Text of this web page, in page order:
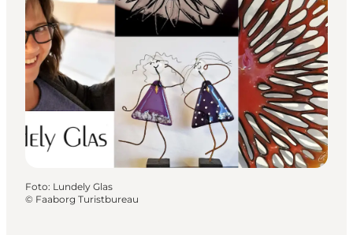
Foto: Lundely Glas
© Faaborg Turistbureau